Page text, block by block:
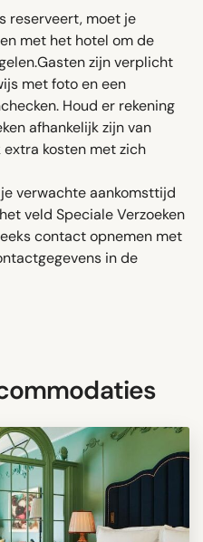
reserveert, moet je
met het hotel om de
zijn verplicht
met foto en een
Houd er rekening
afhankelijk zijn van
kosten met zich
verwachte aankomsttijd
veld Speciale Verzoeken
contact opnemen met
in de